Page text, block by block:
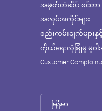
အမှတ်တံဆိပ် စင်တာ
အလုပ်အကိုင်များ
စည်းကမ်းချက်များနှင့်
ကိုယ်ရေးလုံခြုံမှု မူဝါ
Customer
မြန်မာ